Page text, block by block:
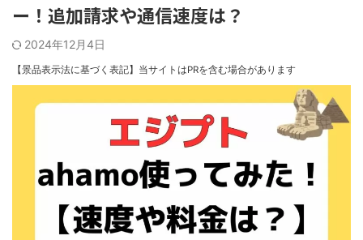
ー！追加請求や通信速度は？
2024年12月4日
【景品表示法に基づく表記】 当サイトはPRを含む場合があります